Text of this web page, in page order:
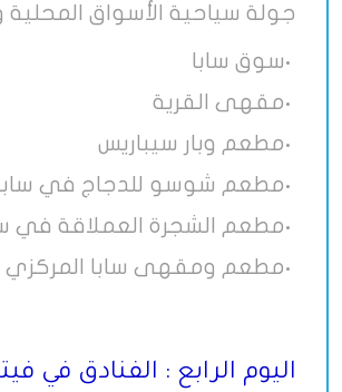
جولة سياحية الأسواق المحلية
•سوق سابا
•مقهى القرية
•مطعم وبار سيباريس
•مطعم شوسو للدجاج في
•مطعم الشجرة العملاقة في
•مطعم ومقهى سابا المركزي
اليوم الرابع : الفنادق في